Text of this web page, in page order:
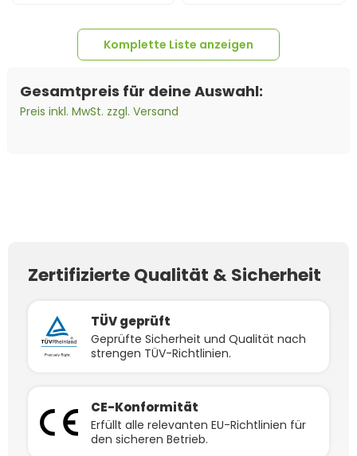
Komplette Liste anzeigen
Gesamtpreis für deine Auswahl:
Preis inkl. MwSt. zzgl. Versand
Zertifizierte Qualität & Sicherheit
TÜV geprüft
Geprüfte Sicherheit und Qualität nach
strengen TÜV-Richtlinien.
CE-Konformität
Erfüllt alle relevanten EU-Richtlinien für
den sicheren Betrieb.